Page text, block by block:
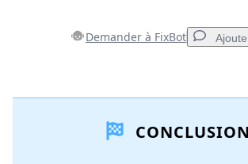
Demander à FixBot
Ajouter un commentaireCONCLUSION